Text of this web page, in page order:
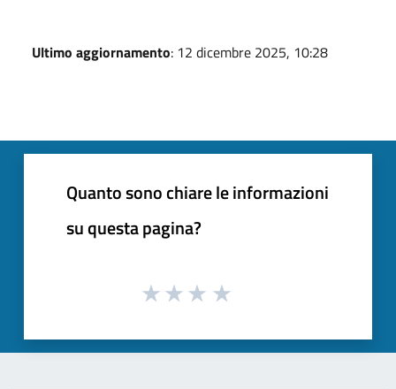
Ultimo aggiornamento: 12 dicembre 2025, 10:28
Quanto sono chiare le informazioni
su questa pagina?